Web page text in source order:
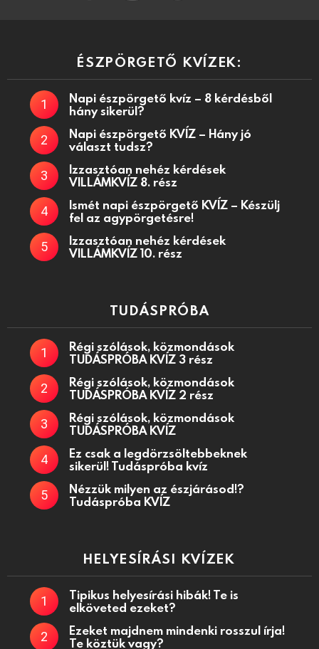
ÉSZPÖRGETŐ KVÍZEK:
Napi észpörgető kvíz – 8 kérdésből
hány sikerül?
Napi észpörgető KVÍZ – Hány jó
választ tudsz?
Izzasztóan nehéz kérdések
VILLÁMKVÍZ 8. rész
Ismét napi észpörgető KVÍZ – Készülj
fel az agypörgetésre!
Izzasztóan nehéz kérdések
VILLÁMKVÍZ 10. rész
TUDÁSPRÓBA
Régi szólások, közmondások
TUDÁSPRÓBA KVÍZ 3 rész
Régi szólások, közmondások
TUDÁSPRÓBA KVÍZ 2 rész
Régi szólások, közmondások
TUDÁSPRÓBA KVÍZ
Ez csak a legdörzsöltebbeknek
sikerül! Tudáspróba kvíz
Nézzük milyen az észjárásod!?
Tudáspróba KVÍZ
HELYESÍRÁSI KVÍZEK
Tipikus helyesírási hibák! Te is
elköveted ezeket?
Ezeket majdnem mindenki rosszul írja!
Te köztük vagy?